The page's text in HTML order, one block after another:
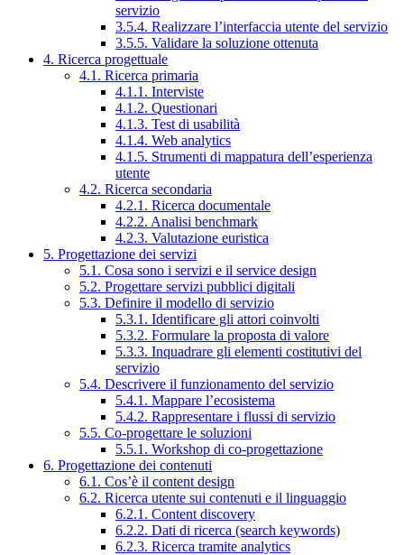
servizio
3.5.4. Realizzare l’interfaccia utente del servizio
3.5.5. Validare la soluzione ottenuta
4. Ricerca progettuale
4.1. Ricerca primaria
4.1.1. Interviste
4.1.2. Questionari
4.1.3. Test di usabilità
4.1.4. Web analytics
4.1.5. Strumenti di mappatura dell’esperienza
utente
4.2. Ricerca secondaria
4.2.1. Ricerca documentale
4.2.2. Analisi benchmark
4.2.3. Valutazione euristica
5. Progettazione dei servizi
5.1. Cosa sono i servizi e il service design
5.2. Progettare servizi pubblici digitali
5.3. Definire il modello di servizio
5.3.1. Identificare gli attori coinvolti
5.3.2. Formulare la proposta di valore
5.3.3. Inquadrare gli elementi costitutivi del
servizio
5.4. Descrivere il funzionamento del servizio
5.4.1. Mappare l’ecosistema
5.4.2. Rappresentare i flussi di servizio
5.5. Co-progettare le soluzioni
5.5.1. Workshop di co-progettazione
6. Progettazione dei contenuti
6.1. Cos’è il content design
6.2. Ricerca utente sui contenuti e il linguaggio
6.2.1. Content discovery
6.2.2. Dati di ricerca (search keywords)
6.2.3. Ricerca tramite analytics